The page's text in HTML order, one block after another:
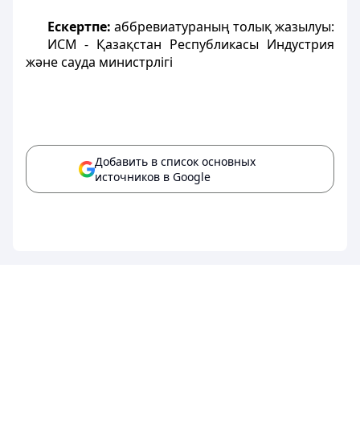
Ескертпе: аббревиатураның толық жазылуы:
ИСМ - Қазақстан Республикасы Индустрия
және сауда министрлігі
Добавить в список основных
источников в Google